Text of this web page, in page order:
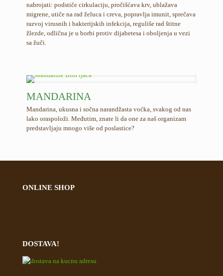
nabrojati: podstiče cirkulaciju, pročišćava krv, ublažava
migrene, utiče na rad želuca i creva, popravlja imunit, sprečava
razvoj virusnih i bakterijskih infekcija, reguliše rad štitne
žlezde, odlična je u borbi protiv dijabetesa i oboljenja u vezi
sa žuči.
MANDARINA
Mandarina, ukusna i sočna narandžasta voćka, svakog od nas
lako oraspoloži. Međutim, znate li da one za naš organizam
predstavljaju mnogo više od poslastice?
ONLINE SHOP
DOSTAVA!